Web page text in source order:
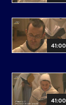
41:00
41:00